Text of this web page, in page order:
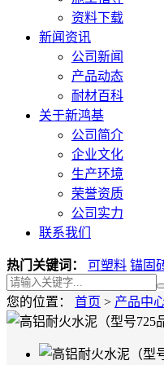
资料下载
新闻资讯
公司新闻
产品动态
耐材百科
关于新鸿基
公司简介
企业文化
生产环境
荣誉资质
公司实力
联系我们
热门关键词： 可塑料 锚固
您的位置： 首页 > 产品中